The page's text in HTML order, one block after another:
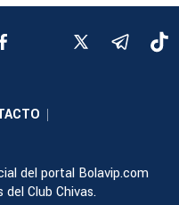
|
del portal Bolavip.com
Club Chivas.